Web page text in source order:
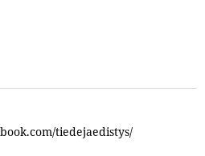
tiedejaedistys/